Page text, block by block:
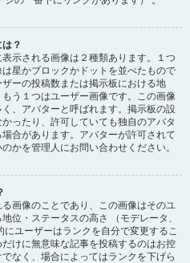
？
示される画像は２種類あります。１つ
星かブロックかドットを並べたもので
ーの投稿数または掲示板における地
う１つはユーザー画像です。この画像
、アバターと呼ばれます。掲示板の設
ったり、許可していても独自のアバタ
合があります。アバターが許可されて
かを管理人にお問い合わせください。
画像のことであり、この画像はそのユ
位・ステータスの高さ （モデレータ、
ユーザーはランクを自分で変更するこ
けに無意味な記事を投稿するのはお控
なく、場合によってはランクを下げら